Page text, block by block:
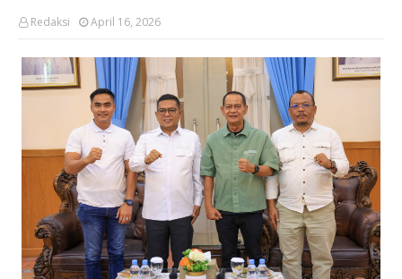
Redaksi April 16, 2026